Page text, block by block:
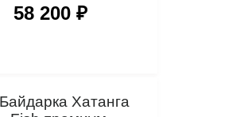
58 200 ₽